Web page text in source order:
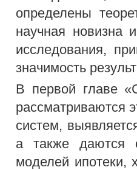
определены
научная новизна
исследования,
значимость
В первой главе
рассматриваются
систем,
а также даются
моделей ипотеки,